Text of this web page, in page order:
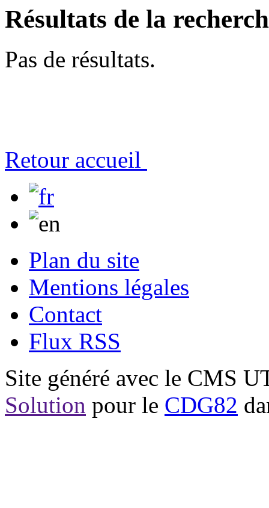
Résultats de la
Pas de résultats.
Retour accueil
Plan du site
Mentions légales
Contact
Flux RSS
Site généré avec le CMS
Solution pour le CDG82